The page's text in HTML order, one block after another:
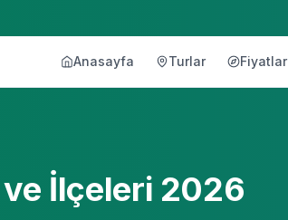
Anasayfa Turlar Fiyatlar
ve İlçeleri 2026